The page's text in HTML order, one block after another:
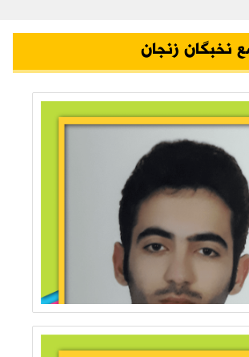
نخبگان زنجان